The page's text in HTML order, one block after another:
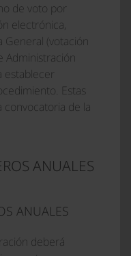
de voto por
electrónica,
General (votación
Administración
Estas
convocatoria de la
ANUALES
ANUALES
deberá